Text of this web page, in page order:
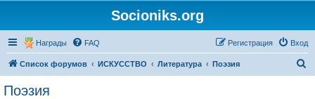
Socioniks.org
Награды FAQ Вход
Регистрация
Список форумов ИСКУССТВО Литература Поэзия
Поэзия